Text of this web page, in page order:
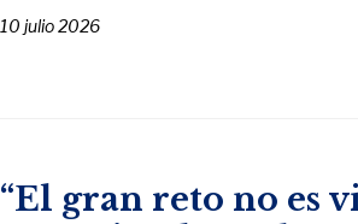
10 julio 2026
“El gran reto no es